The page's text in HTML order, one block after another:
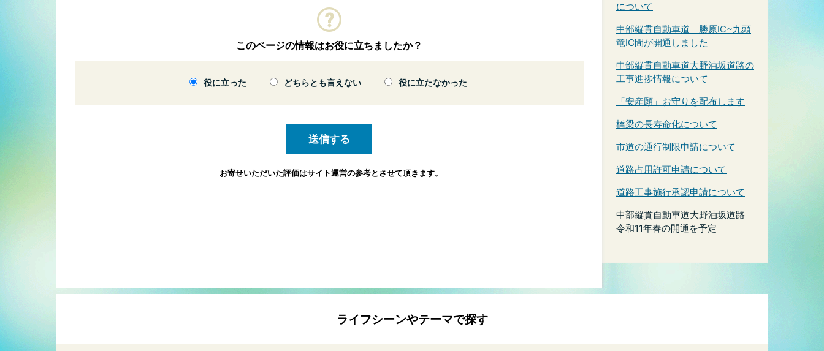
このページの情報はお役に立ちましたか？
役に立った どちらとも言えない 役に立たなかった
お寄せいただいた評価はサイト運営の参考とさせて頂きます。
について
中部縦貫自動車道 勝原IC~九頭
竜IC間が開通しました
中部縦貫自動車道大野油坂道路の
工事進捗情報について
「安産願」お守りを配布します
橋梁の長寿命化について
市道の通行制限申請について
道路占用許可申請について
道路工事施行承認申請について
中部縦貫自動車道大野油坂道路
令和11年春の開通を予定
ライフシーンやテーマで探す